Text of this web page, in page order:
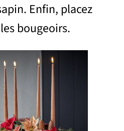
Enfin, placez
bougeoirs.